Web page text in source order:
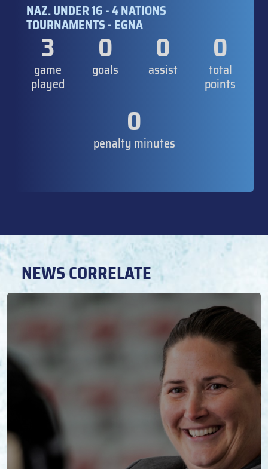
NAZ. UNDER 16 - 4 NATIONS
TOURNAMENTS - EGNA
3
game
played
0
goals
0
assist
0
total
points
0
penalty minutes
NEWS CORRELATE